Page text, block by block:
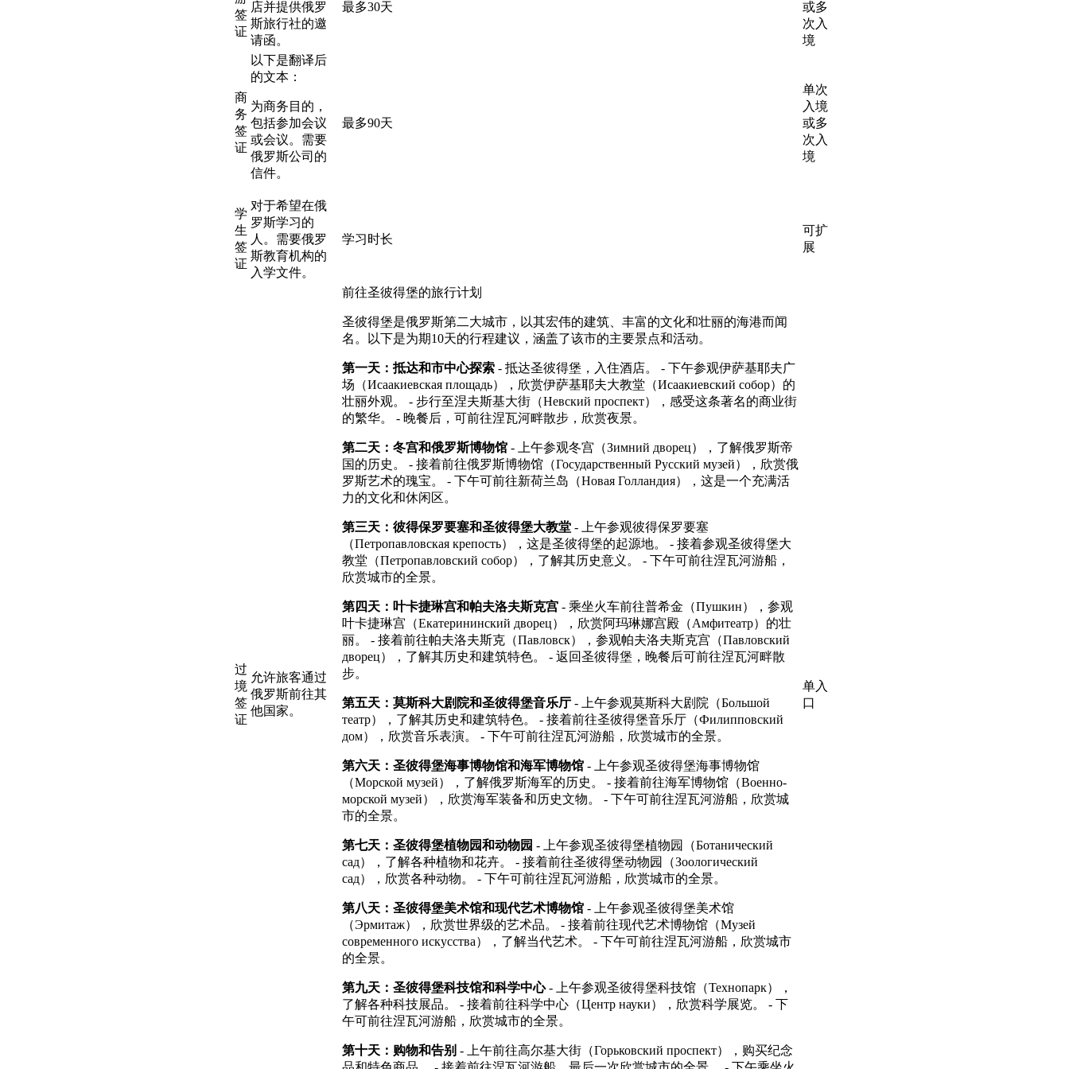
签
证
店并提供俄罗
斯旅行社的邀
请函。
最多30天
或多
次入
境
商
务
签
证
以下是翻译后
的文本：
为商务目的，
包括参加会议
或会议。需要
俄罗斯公司的
信件。
最多90天
单次
入境
或多
次入
境
学
生
签
证
对于希望在俄
罗斯学习的
人。需要俄罗
斯教育机构的
入学文件。
学习时长
可扩
展
过
境
签
证
允许旅客通过
俄罗斯前往其
他国家。
前往圣彼得堡的旅行计划
圣彼得堡是俄罗斯第二大城市，以其宏伟的建筑、丰富的文化和壮丽的海港而闻
名。以下是为期10天的行程建议，涵盖了该市的主要景点和活动。
第一天：抵达和市中心探索 - 抵达圣彼得堡，入住酒店。 - 下午参观伊萨基耶夫广
场（Исаакиевская площадь），欣赏伊萨基耶夫大教堂（Исаакиевский собор）的
壮丽外观。 - 步行至涅夫斯基大街（Невский проспект），感受这条著名的商业街
的繁华。 - 晚餐后，可前往涅瓦河畔散步，欣赏夜景。
第二天：冬宫和俄罗斯博物馆 - 上午参观冬宫（Зимний дворец），了解俄罗斯帝
国的历史。 - 接着前往俄罗斯博物馆（Государственный Русский музей），欣赏俄
罗斯艺术的瑰宝。 - 下午可前往新荷兰岛（Новая Голландия），这是一个充满活
力的文化和休闲区。
第三天：彼得保罗要塞和圣彼得堡大教堂 - 上午参观彼得保罗要塞
（Петропавловская крепость），这是圣彼得堡的起源地。 - 接着参观圣彼得堡大
教堂（Петропавловский собор），了解其历史意义。 - 下午可前往涅瓦河游船，
欣赏城市的全景。
第四天：叶卡捷琳宫和帕夫洛夫斯克宫 - 乘坐火车前往普希金（Пушкин），参观
叶卡捷琳宫（Екатерининский дворец），欣赏阿玛琳娜宫殿（Амфитеатр）的壮
丽。 - 接着前往帕夫洛夫斯克（Павловск），参观帕夫洛夫斯克宫（Павловский
дворец），了解其历史和建筑特色。 - 返回圣彼得堡，晚餐后可前往涅瓦河畔散
步。
第五天：莫斯科大剧院和圣彼得堡音乐厅 - 上午参观莫斯科大剧院（Большой
театр），了解其历史和建筑特色。 - 接着前往圣彼得堡音乐厅（Филипповский
дом），欣赏音乐表演。 - 下午可前往涅瓦河游船，欣赏城市的全景。
第六天：圣彼得堡海事博物馆和海军博物馆 - 上午参观圣彼得堡海事博物馆
（Морской музей），了解俄罗斯海军的历史。 - 接着前往海军博物馆（Военно-
морской музей），欣赏海军装备和历史文物。 - 下午可前往涅瓦河游船，欣赏城
市的全景。
第七天：圣彼得堡植物园和动物园 - 上午参观圣彼得堡植物园（Ботанический
сад），了解各种植物和花卉。 - 接着前往圣彼得堡动物园（Зоологический
сад），欣赏各种动物。 - 下午可前往涅瓦河游船，欣赏城市的全景。
第八天：圣彼得堡美术馆和现代艺术博物馆 - 上午参观圣彼得堡美术馆
（Эрмитаж），欣赏世界级的艺术品。 - 接着前往现代艺术博物馆（Музей
современного искусства），了解当代艺术。 - 下午可前往涅瓦河游船，欣赏城市
的全景。
第九天：圣彼得堡科技馆和科学中心- 上午参观圣彼得堡科技馆（Технопарк），
了解各种科技展品。 - 接着前往科学中心（Центр науки），欣赏科学展览。 - 下
午可前往涅瓦河游船，欣赏城市的全景。
第十天：购物和告别 - 上午前往高尔基大街（Горьковский проспект），购买纪念
单入
口